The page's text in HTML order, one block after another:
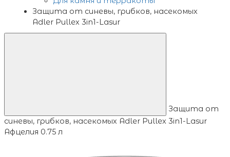
Защита от синевы, грибков, насекомых
Adler Pullex 3in1-Lasur
Защита от
синевы, грибков, насекомых Adler Pullex 3in1-Lasur
Афцелия 0.75 л